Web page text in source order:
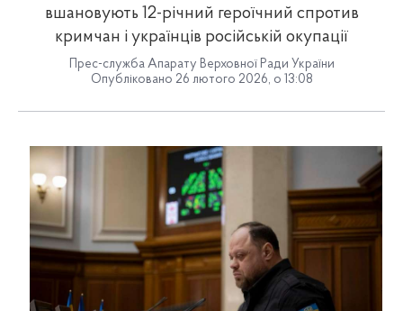
вшановують 12-річний героїчний спротив
кримчан і українців російській окупації
Прес-служба Апарату Верховної Ради України
Опубліковано 26 лютого 2026, о 13:08